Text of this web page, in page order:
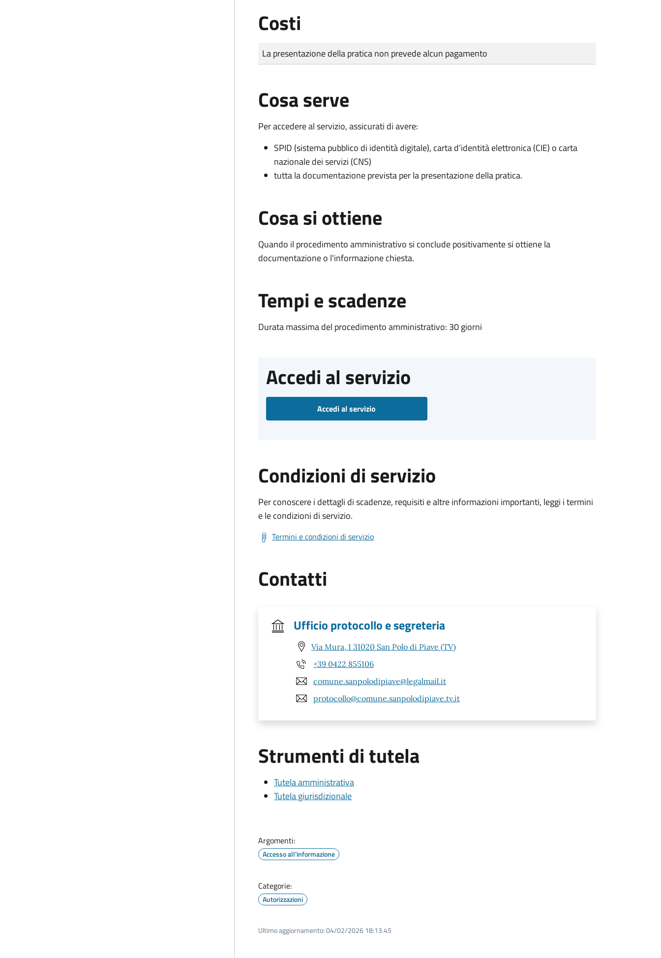
Costi
Tipo di pagamento
Importo
La presentazione della pratica non prevede alcun pagamento
Cosa serve
Per accedere al servizio, assicurati di avere:
SPID (sistema pubblico di identità digitale), carta d’identità elettronica (CIE) o carta
nazionale dei servizi (CNS)
tutta la documentazione prevista per la presentazione della pratica.
Cosa si ottiene
Quando il procedimento amministrativo si conclude positivamente si ottiene la
documentazione o l'informazione chiesta.
Tempi e scadenze
Durata massima del procedimento amministrativo: 30 giorni
Accedi al servizio
Accedi al servizio
Condizioni di servizio
Per conoscere i dettagli di scadenze, requisiti e altre informazioni importanti, leggi i termini
e le condizioni di servizio.
Termini e condizioni di servizio
Contatti
Ufficio protocollo e segreteria
Via Mura, 1 31020 San Polo di Piave (TV)
+39 0422 855106
comune.sanpolodipiave@legalmail.it
protocollo@comune.sanpolodipiave.tv.it
Strumenti di tutela
Tutela amministrativa
Tutela giurisdizionale
Argomenti:
Accesso all'informazione
Categorie:
Autorizzazioni
Ultimo aggiornamento:04/02/2026 18:13.45